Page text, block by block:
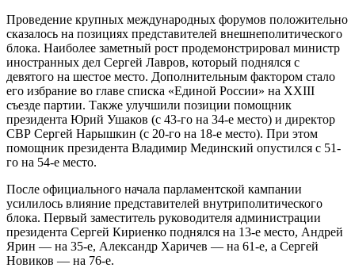
Проведение крупных международных форумов положительно
сказалось на позициях представителей внешнеполитического
блока. Наиболее заметный рост продемонстрировал министр
иностранных дел Сергей Лавров, который поднялся с
девятого на шестое место. Дополнительным фактором стало
его избрание во главе списка «Единой России» на XXIII
съезде партии. Также улучшили позиции помощник
президента Юрий Ушаков (с 43-го на 34-е место) и директор
СВР Сергей Нарышкин (с 20-го на 18-е место). При этом
помощник президента Владимир Мединский опустился с 51-
го на 54-е место.
После официального начала парламентской кампании
усилилось влияние представителей внутриполитического
блока. Первый заместитель руководителя администрации
президента Сергей Кириенко поднялся на 13-е место, Андрей
Ярин — на 35-е, Александр Харичев — на 61-е, а Сергей
Новиков — на 76-е.